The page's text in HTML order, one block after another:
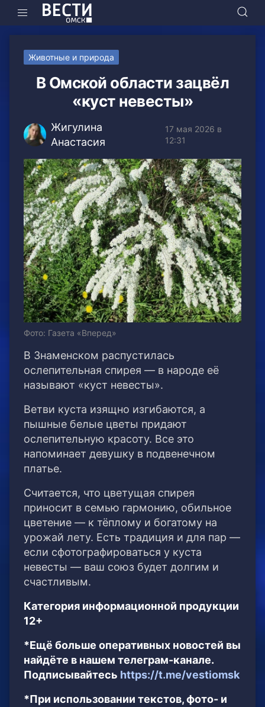
Животные и природа
В Омской области зацвёл
«куст невесты»
Жигулина
Анастасия
17 мая 2026 в
12:31
Фото: Газета «Вперед»
В Знаменском распустилась
ослепительная спирея — в народе её
называют «куст невесты».
Ветви куста изящно изгибаются, а
пышные белые цветы придают
ослепительную красоту. Все это
напоминает девушку в подвенечном
платье.
Считается, что цветущая спирея
приносит в семью гармонию, обильное
цветение — к тёплому и богатому на
урожай лету. Есть традиция и для пар —
если сфотографироваться у куста
невесты — ваш союз будет долгим и
счастливым.
Категория информационной продукции
12+
*Ещё больше оперативных новостей вы
найдёте в нашем телеграм-канале.
Подписывайтесь https://t.me/vestiomsk
*При использовании текстов, фото- и